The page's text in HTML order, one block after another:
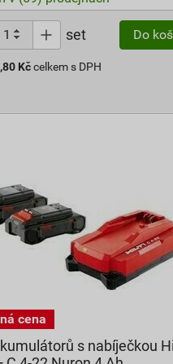
set Do
Kč celkem s DPH
s nabíječkou